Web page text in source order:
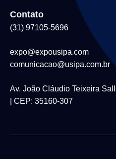
Contato
(31) 97105-5696
expo@expousipa.com
comunicacao@usipa.com.br
Av. João Cláudio Teixeira
| CEP: 35160-307